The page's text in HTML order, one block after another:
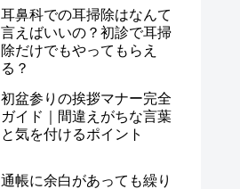
耳鼻科での耳掃除はなんて
言えばいいの？初診で耳掃
除だけでもやってもらえ
る？
初盆参りの挨拶マナー完全
ガイド｜間違えがちな言葉
と気を付けるポイント
通帳に余白があっても繰り